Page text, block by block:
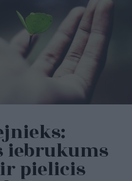
iebrukums
pielicis